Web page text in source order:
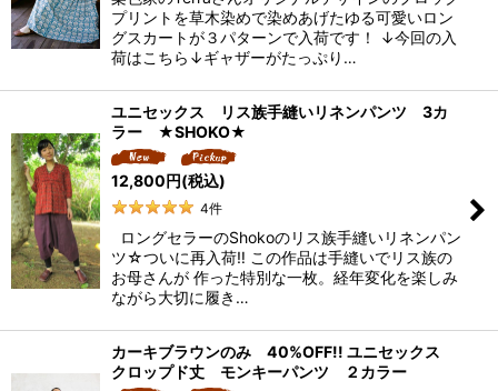
プリントを草木染めで染めあげたゆる可愛いロン
グスカートが３パターンで入荷です！ ↓今回の入
荷はこちら↓ギャザーがたっぷり…
ユニセックス リス族手縫いリネンパンツ 3カ
ラー ★SHOKO★
12,800円(税込)
4件
ロングセラーのShokoのリス族手縫いリネンパン
ツ☆ついに再入荷‼ この作品は手縫いでリス族の
お母さんが 作った特別な一枚。経年変化を楽しみ
ながら大切に履き…
カーキブラウンのみ 40%OFF!! ユニセックス
クロップド丈 モンキーパンツ ２カラー